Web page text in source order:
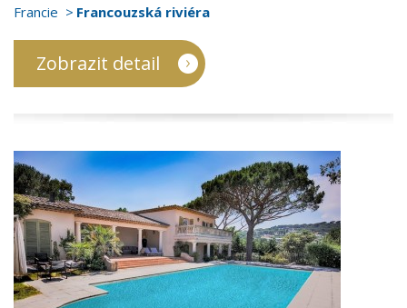
Francie Francouzská riviéra
Zobrazit detail